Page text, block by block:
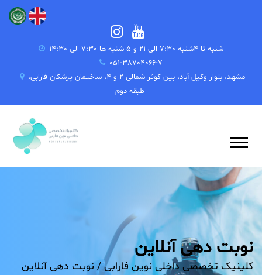
شنبه تا 4شنبه 7:30 الی 21 و 5 شنبه ها 7:30 الی 14:30
051-38704066-7
مشهد، بلوار وکیل آباد، بین کوثر شمالی 2 و 4، ساختمان پزشکان فارابی،
طبقه دوم
نوبت دهی آنلاین
کلینیک تخصصی داخلی نوین فارابی / نوبت دهی آنلاین